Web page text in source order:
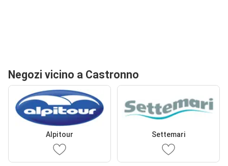
Negozi vicino a Castronno
Alpitour Settemari